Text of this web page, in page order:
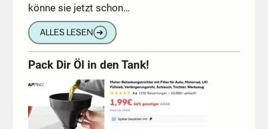
könne sie jetzt schon…
ALLES LESEN ➔
Pack Dir Öl in den Tank!